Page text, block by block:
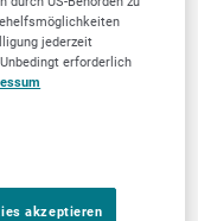
Marktkenntnis
jederzeit
erforderlich
akzeptieren